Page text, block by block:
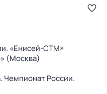
«Енисей-СТМ»
(Москва)
Чемпионат России.